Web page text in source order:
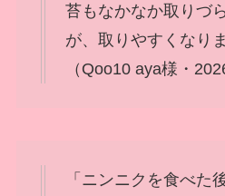
苔もなかなか取りづ
が、取りやすくなり
（Qoo10 aya様・
「ニンニクを食べた